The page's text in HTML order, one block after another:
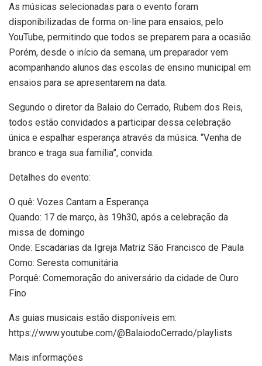
As músicas selecionadas para o evento foram
disponibilizadas de forma on-line para ensaios, pelo
YouTube, permitindo que todos se preparem para a ocasião.
Porém, desde o início da semana, um preparador vem
acompanhando alunos das escolas de ensino municipal em
ensaios para se apresentarem na data.
Segundo o diretor da Balaio do Cerrado, Rubem dos Reis,
todos estão convidados a participar dessa celebração
única e espalhar esperança através da música. “Venha de
branco e traga sua família”, convida.
Detalhes do evento:
O quê: Vozes Cantam a Esperança
Quando: 17 de março, às 19h30, após a celebração da
missa de domingo
Onde: Escadarias da Igreja Matriz São Francisco de Paula
Como: Seresta comunitária
Porquê: Comemoração do aniversário da cidade de Ouro
Fino
As guias musicais estão disponíveis em:
https://www.youtube.com/@BalaiodoCerrado/playlists
Mais informações